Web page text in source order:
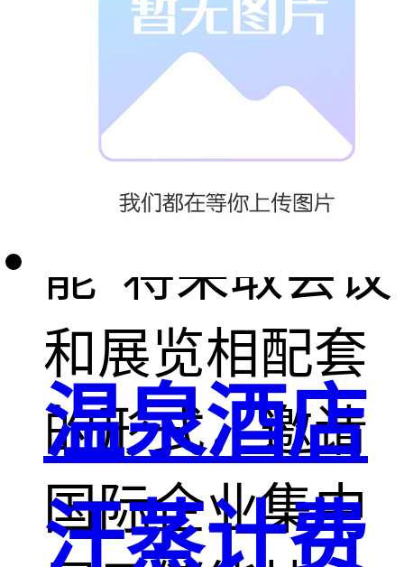
-新能源500强
企业 汇聚
“第十届国际储
能”将采取会议
和展览相配套
的形式，邀请
国际企业集中
温泉酒店
汗蒸计费